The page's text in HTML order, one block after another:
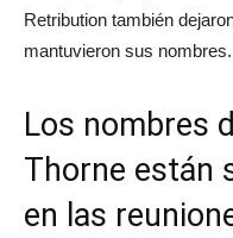
Retribution también
mantuvieron sus nombres.
Los nombres
Thorne están
en las